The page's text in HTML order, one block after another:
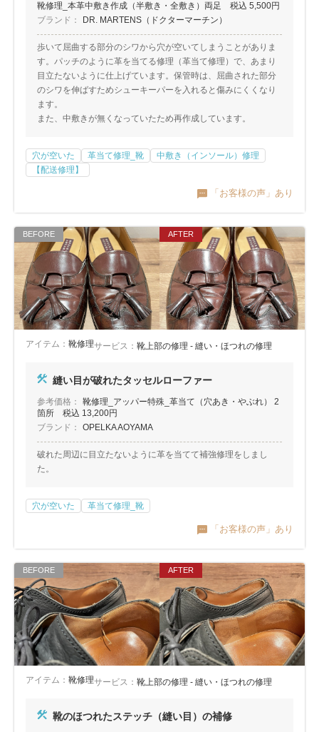
靴修理_本革中敷き作成（半敷き・全敷き）両足 税込 5,500円
ブランド：
DR. MARTENS（ドクターマーチン）
歩いて屈曲する部分のシワから穴が空いてしまうことがありま
す。パッチのように革を当てる修理（革当て修理）で、あまり
目立たないように仕上げています。保管時は、屈曲された部分
のシワを伸ばすためシューキーパーを入れると傷みにくくなり
ます。
また、中敷きが無くなっていたため再作成しています。
穴が空いた 革当て修理_靴
中敷き（インソール）修理
【配送修理】
「お客様の声」あり
アイテム： 靴修理サービス： 靴上部の修理 - 縫い・ほつれの修理
縫い目が破れたタッセルローファー
参考価格：
靴修理_アッパー特殊_革当て（穴あき・やぶれ） 2
箇所 税込 13,200円
ブランド：
OPELKA AOYAMA
破れた周辺に目立たないように革を当てて補強修理をしまし
た。
穴が空いた 革当て修理_靴
「お客様の声」あり
アイテム： 靴修理サービス： 靴上部の修理 - 縫い・ほつれの修理
靴のほつれたステッチ（縫い目）の補修